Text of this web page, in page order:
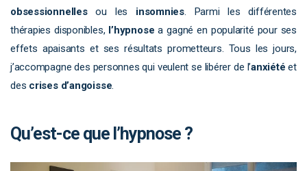
obsessionnellesou les insomnies. Parmi les différentes
thérapies disponibles, l’hypnosea gagné en popularité pour ses
effets apaisants et ses résultats prometteurs. Tous les jours,
j’accompagne des personnes qui veulent se libérer de l’anxiété et
des crises d’angoisse.
Qu’est-ce que l’hypnose ?